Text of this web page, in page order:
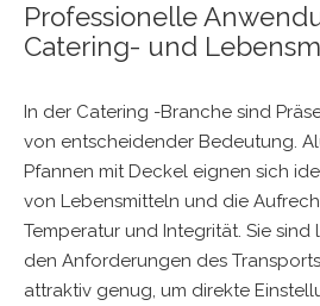
Professionelle
Catering- und
In der Catering -Branche sind
von entscheidender Bedeutung.
Pfannen mit Deckel eignen sich
von Lebensmitteln und die
Temperatur und Integrität. Sie
den Anforderungen des
attraktiv genug, um direkte